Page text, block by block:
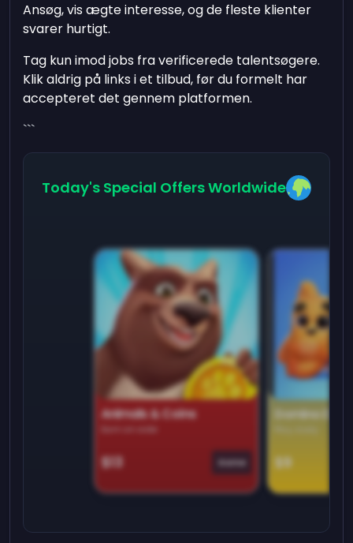
Ansøg, vis ægte interesse, og de fleste klienter
svarer hurtigt.
Tag kun imod jobs fra verificerede talentsøgere.
Klik aldrig på links i et tilbud, før du formelt har
accepteret det gennem platformen.
```
Today's Special Offers Worldwide
Animals & Coins
$13 Game
Domino
$9